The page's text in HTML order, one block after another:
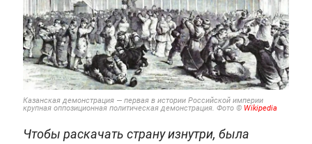
Казанская демонстрация — первая в истории Российской империи
крупная оппозиционная политическая демонстрация. Фото © Wikipedia
Чтобы раскачать страну изнутри, была